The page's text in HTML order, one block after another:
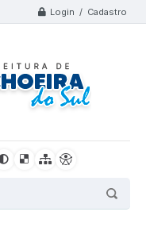
Login / Cadastro